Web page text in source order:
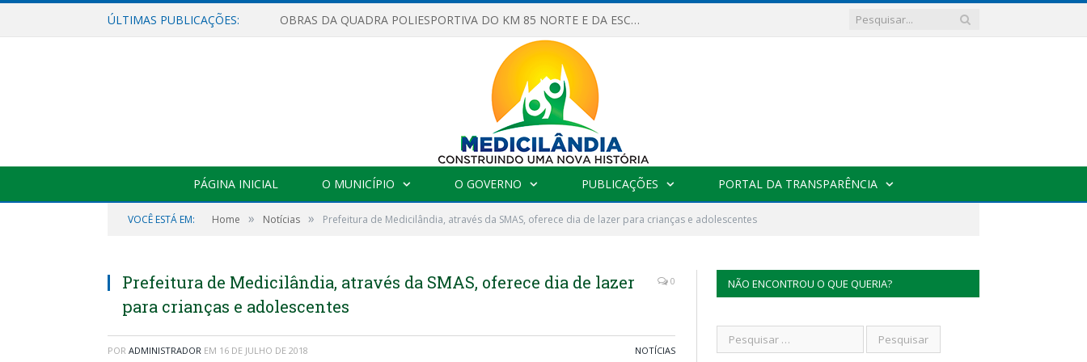
ÚLTIMAS PUBLICAÇÕES: OBRAS DA QUADRA POLIESPORTIVA DO KM 85 NORTE E DA ESCOLA GASPAR VIANA AVANÇAM
PÁGINA INICIAL O MUNICÍPIO O GOVERNO PUBLICAÇÕES PORTAL DA TRANSPARÊNCIA
VOCÊ ESTÁ EM: Home » Notícias » Prefeitura de Medicilândia, através da SMAS, oferece dia de lazer para crianças e adolescentes
Prefeitura de Medicilândia, através da SMAS, oferece dia de lazer
para crianças e adolescentes
0
POR ADMINISTRADOR EM 16 DE JULHO DE 2018 NOTÍCIAS
NÃO ENCONTROU O QUE QUERIA?